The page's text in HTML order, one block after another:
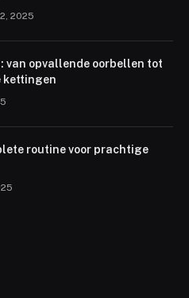
2025
van opvallende oorbellen tot
kettingen
routine voor prachtige